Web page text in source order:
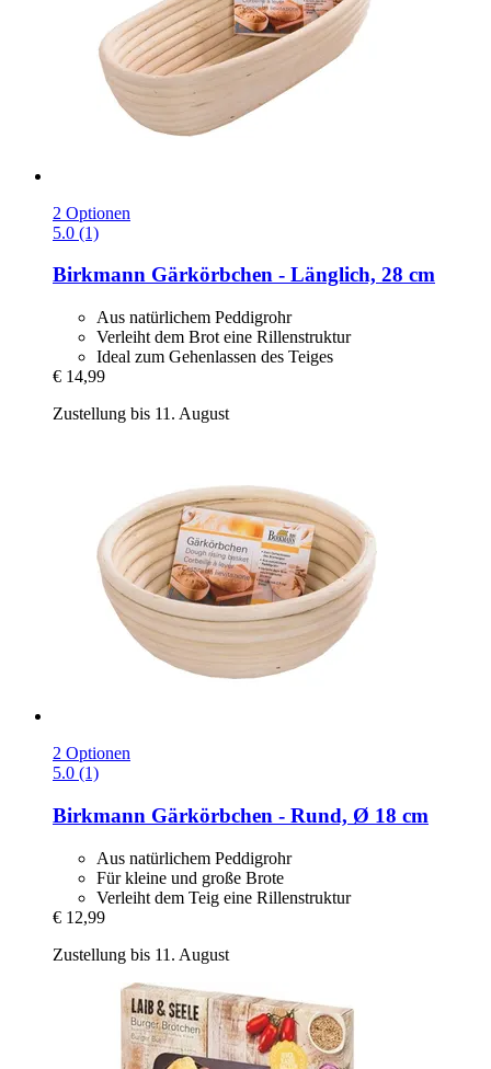
2 Optionen
5.0 (1)
Birkmann Gärkörbchen -​ Länglich, 28 cm
Aus natürlichem Peddigrohr
Verleiht dem Brot eine Rillenstruktur
Ideal zum Gehenlassen des Teiges
€ 14,99
Zustellung bis 11. August
2 Optionen
5.0 (1)
Birkmann Gärkörbchen -​ Rund, Ø 18 cm
Aus natürlichem Peddigrohr
Für kleine und große Brote
Verleiht dem Teig eine Rillenstruktur
€ 12,99
Zustellung bis 11. August